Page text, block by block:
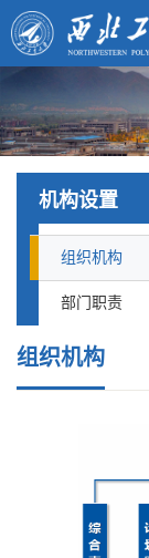
机构设置
组织机构
部门职责
组织机构